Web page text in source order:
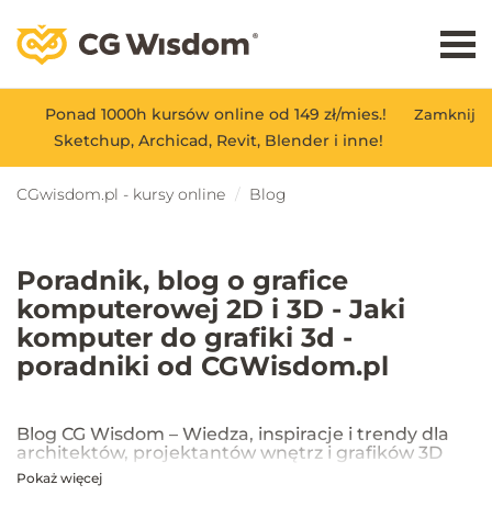
Zamknij
Ponad 1000h kursów online od 149 zł/mies.!
Sketchup, Archicad, Revit, Blender i inne!
CGwisdom.pl - kursy online Blog
Poradnik, blog o grafice
komputerowej 2D i 3D - Jaki
komputer do grafiki 3d -
poradniki od CGWisdom.pl
Blog CG Wisdom – Wiedza, inspiracje i trendy dla
architektów, projektantów wnętrz i grafików 3D
Na blogu CG Wisdom znajdziesz praktyczne porady, inspiracje oraz
Pokaż więcej